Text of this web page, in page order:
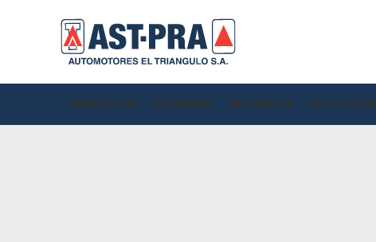
PRODUCTOS COMPAÑIA REPUESTOS PLAN